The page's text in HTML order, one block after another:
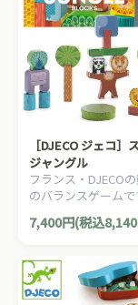
［DJECO ジェコ］
ジャングル
フランス・DJECO
のバランスゲームで
ンスよくジャングル
ちを上手に積み上げ
7,400円(税込